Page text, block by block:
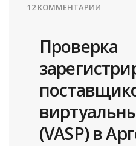
12 КОММЕНТАРИИ
Проверка
(VASP) в